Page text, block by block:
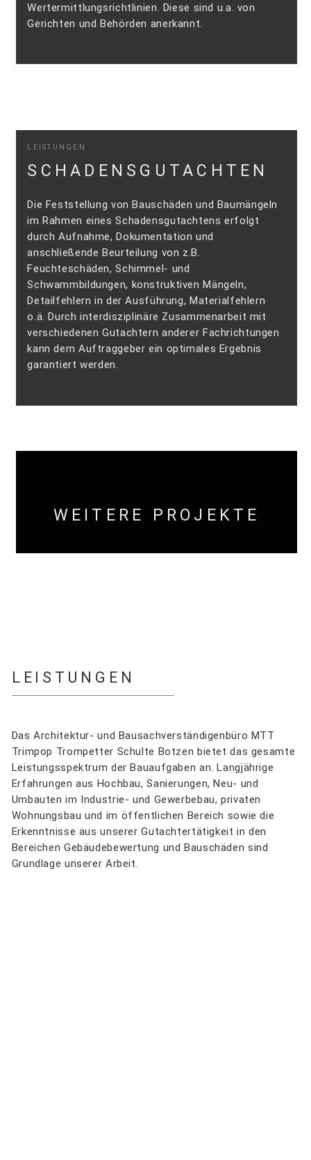
Wertermittlungsrichtlinien. Diese sind u.a. von
Gerichten und Behörden anerkannt.
LEISTUNGEN
SCHADENSGUTACHTEN
Die Feststellung von Bauschäden und Baumängeln
im Rahmen eines Schadensgutachtens erfolgt
durch Aufnahme, Dokumentation und
anschließende Beurteilung von z.B.
Feuchteschäden, Schimmel- und
Schwammbildungen, konstruktiven Mängeln,
Detailfehlern in der Ausführung, Materialfehlern
o.ä. Durch interdisziplinäre Zusammenarbeit mit
verschiedenen Gutachtern anderer Fachrichtungen
kann dem Auftraggeber ein optimales Ergebnis
garantiert werden.
WEITERE PROJEKTE
LEISTUNGEN
Das Architektur- und Bausachverständigenbüro MTT
Trimpop Trompetter Schulte Botzen bietet das gesamte
Leistungsspektrum der Bauaufgaben an. Langjährige
Erfahrungen aus Hochbau, Sanierungen, Neu- und
Umbauten im Industrie- und Gewerbebau, privaten
Wohnungsbau und im öffentlichen Bereich sowie die
Erkenntnisse aus unserer Gutachtertätigkeit in den
Bereichen Gebäudebewertung und Bauschäden sind
Grundlage unserer Arbeit.